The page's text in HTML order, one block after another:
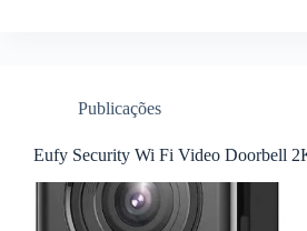
Publicações
Eufy Security Wi Fi Video Doorbell